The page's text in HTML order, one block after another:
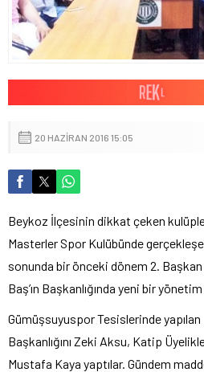
20 HAZIRAN 2016 15:05
Beykoz İlçesinin dikkat çeken
Masterler Spor Kulübünde
sonunda bir önceki dönem 2.
Baş’ın Başkanlığında yeni bir
Gümüşsuyuspor Tesislerinde
Başkanlığını Zeki Aksu, Katip
Mustafa Kaya yaptılar. Gündem